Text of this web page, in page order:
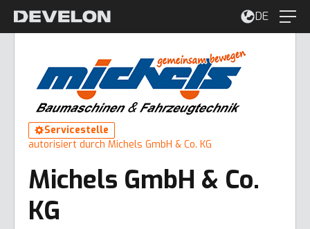
DE
Servicestelle
autorisiert durch Michels GmbH & Co. KG
Michels GmbH & Co.
KG